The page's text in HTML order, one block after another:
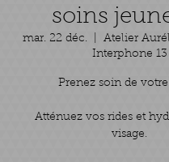
soins
mar. 22 déc.
Atelier
Interphone 13
Prenez soin de
Atténuez vos rides et
visage.